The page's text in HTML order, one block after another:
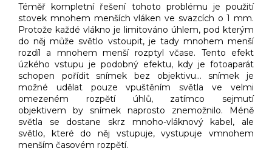
Téměř kompletní řešení tohoto problému je použití
stovek mnohem menších vláken ve svazcích o 1 mm.
Protože každé vlákno je limitováno úhlem, pod kterým
do něj může světlo vstoupit, je tady mnohem menší
rozdíl a mnohem menší rozptyl včase. Tento efekt
úzkého vstupu je podobný efektu, kdy je fotoaparát
schopen pořídit snímek bez objektivu… snímek je
možné udělat pouze vpuštěním světla ve velmi
omezeném rozpětí úhlů, zatímco sejmutí
objektivem by snímek naprosto znemožnilo. Méně
světla se dostane skrz mnoho-vláknový kabel, ale
světlo, které do něj vstupuje, vystupuje vmnohem
menším časovém rozpětí.